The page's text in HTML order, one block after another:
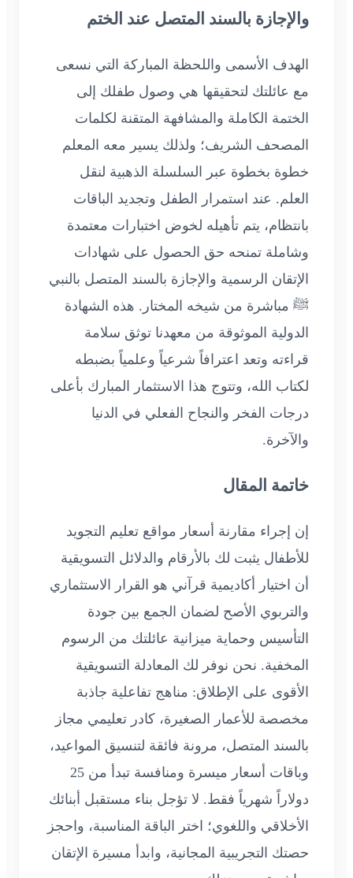
والإجازة بالسند المتصل عند الختم
الهدف الأسمى واللحظة المباركة التي نسعى
مع عائلتك لتحقيقها هي وصول طفلك إلى
الختمة الكاملة والمشافهة المتقنة لكلمات
المصحف الشريف؛ ولذلك يسير معه المعلم
خطوة بخطوة عبر السلسلة الذهبية لنقل
العلم. عند استمرار الطفل وتجديد الباقات
بانتظام، يتم تأهيله لخوض اختبارات معتمدة
وشاملة تمنحه حق الحصول على شهادات
الإتقان الرسمية والإجازة بالسند المتصل بالنبي
ﷺ مباشرة من شيخه المختار. هذه الشهادة
الدولية الموثوقة من معهدنا توثق سلامة
قراءته وتعد اعترافاً شرعياً وعلمياً بضبطه
لكتاب الله، وتتوج هذا الاستثمار المبارك بأعلى
درجات الفخر والنجاح الفعلي في الدنيا
والآخرة.
خاتمة المقال
إن إجراء مقارنة أسعار مواقع تعليم التجويد
للأطفال يثبت لك بالأرقام والدلائل التسويقية
أن اختيار أكاديمية قرآني هو القرار الاستثماري
والتربوي الأصح لضمان الجمع بين جودة
التأسيس وحماية ميزانية عائلتك من الرسوم
المخفية. نحن نوفر لك المعادلة التسويقية
الأقوى على الإطلاق: مناهج تفاعلية جاذبة
مخصصة للأعمار الصغيرة، كادر تعليمي مجاز
بالسند المتصل، مرونة فائقة لتنسيق المواعيد،
وباقات أسعار ميسرة ومنافسة تبدأ من 25
دولاراً شهرياً فقط. لا تؤجل بناء مستقبل أبنائك
الأخلاقي واللغوي؛ اختر الباقة المناسبة، واحجز
حصتك التجريبية المجانية، وابدأ مسيرة الإتقان